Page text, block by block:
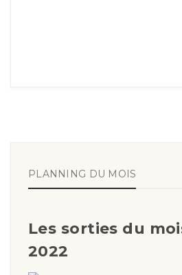
PLANNING DU MOIS
Les sorties du
2022